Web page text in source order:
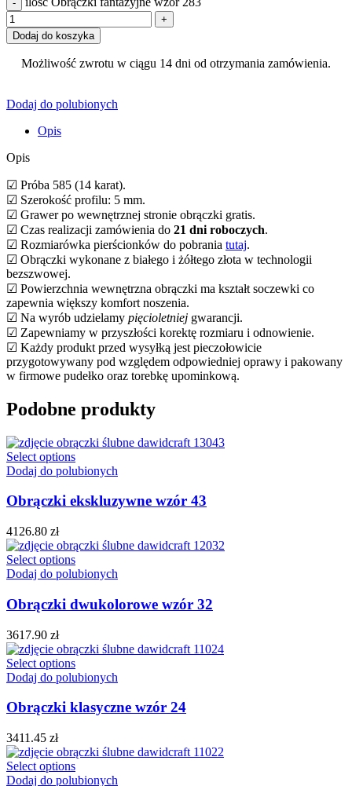
Dodaj do koszyka
Możliwość zwrotu w ciągu 14 dni od otrzymania zamówienia.
Dodaj do polubionych
Opis
Opis
☑ Próba 585 (14 karat).
☑ Szerokość profilu: 5 mm.
☑ Grawer po wewnętrznej stronie obrączki gratis.
☑ Czas realizacji zamówienia do 21 dni roboczych.
☑ Rozmiarówka pierścionków do pobrania tutaj.
☑ Obrączki wykonane z białego i żółtego złota w technologii
bezszwowej.
☑ Powierzchnia wewnętrzna obrączki ma kształt soczewki co
zapewnia większy komfort noszenia.
☑ Na wyrób udzielamy pięcioletniej gwarancji.
☑ Zapewniamy w przyszłości korektę rozmiaru i odnowienie.
☑ Każdy produkt przed wysyłką jest pieczołowicie
przygotowywany pod względem odpowiedniej oprawy i pakowany
w firmowe pudełko oraz torebkę upominkową.
Podobne produkty
Select options
Dodaj do polubionych
Obrączki ekskluzywne wzór 43
4126.80 zł
Select options
Dodaj do polubionych
Obrączki dwukolorowe wzór 32
3617.90 zł
Select options
Dodaj do polubionych
Obrączki klasyczne wzór 24
3411.45 zł
Select options
Dodaj do polubionych